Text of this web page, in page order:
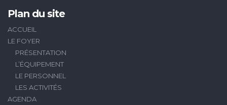
Plan du site
ACCUEIL
LE FOYER
PRÉSENTATION
L’ÉQUIPEMENT
LE PERSONNEL
LES ACTIVITÉS
AGENDA